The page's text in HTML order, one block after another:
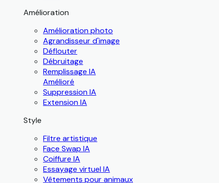
Amélioration
Amélioration photo
Agrandisseur d'image
Déflouter
Débruitage
Remplissage IA
Amélioré
Suppression IA
Extension IA
Style
Filtre artistique
Face Swap IA
Coiffure IA
Essayage virtuel IA
Vêtements pour animaux